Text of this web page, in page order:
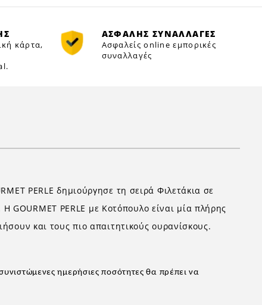
κάρτα,
ΑΣΦΑΛΗΣ ΣΥΝΑΛΛΑΓΕΣ
Ασφαλείς online εμπορικές
συναλλαγές
PERLE δημιούργησε τη σειρά Φιλετάκια σε
PERLE με Κοτόπουλο είναι μία πλήρης
και τους πιο απαιτητικούς ουρανίσκους.
ημερήσιες ποσότητες θα πρέπει να